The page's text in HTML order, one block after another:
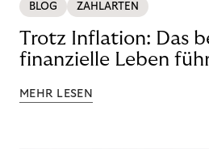
BLOG ZAHLARTEN
Trotz Inflation: Das
finanzielle Leben
MEHR LESEN